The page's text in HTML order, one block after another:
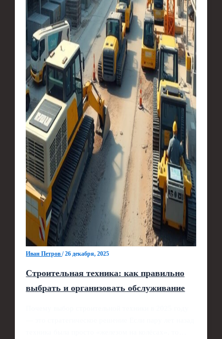
Иван Петров/26 декабря, 2025
Строительная техника: как правильно
выбрать и организовать обслуживание